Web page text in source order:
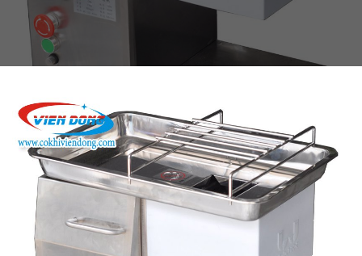
THIẾT BỊ NHÀ BẾP
THIẾT BỊ NHÀ BẾP CAO CẤP
MÁY CHẾ BIẾN THỰC PHẨM
MÁY CHẾ BIẾN NÔNG SẢN
THIẾT BỊ LÀM ĐỒ ĂN NHANH
THIẾT BỊ LÀM BÁNH